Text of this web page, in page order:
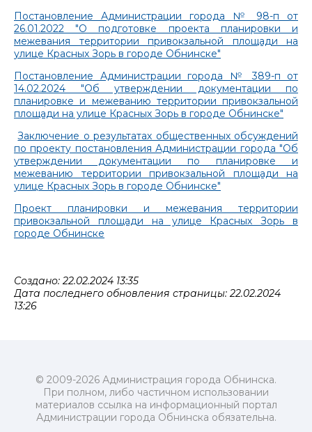
Постановление Администрации города № 98-п от
26.01.2022 "О подготовке проекта планировки и
межевания территории привокзальной площади на
улице Красных Зорь в городе Обнинске"
Постановление Администрации города № 389-п от
14.02.2024 "Об утверждении документации по
планировке и межеванию территории привокзальной
площади на улице Красных Зорь в городе Обнинске"
Заключение о результатах общественных обсуждений
по проекту постановления Администрации города "Об
утверждении документации по планировке и
межеванию территории привокзальной площади на
улице Красных Зорь в городе Обнинске"
Проект планировки и межевания территории
привокзальной площади на улице Красных Зорь в
городе Обнинске
Создано: 22.02.2024 13:35
Дата последнего обновления страницы: 22.02.2024
13:26
© 2009-2026 Администрация города Обнинска.
При полном, либо частичном использовании
материалов ссылка на информационный портал
Администрации города Обнинска обязательна.